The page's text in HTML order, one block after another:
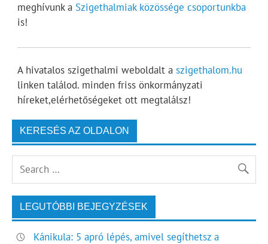
meghívunk a Szigethalmiak közössége csoportunkba
is!
A hivatalos szigethalmi weboldalt a szigethalom.hu
linken találod. minden friss önkormányzati
híreket,elérhetőségeket ott megtalálsz!
KERESÉS AZ OLDALON
LEGUTÓBBI BEJEGYZÉSEK
Kánikula: 5 apró lépés, amivel segíthetsz a